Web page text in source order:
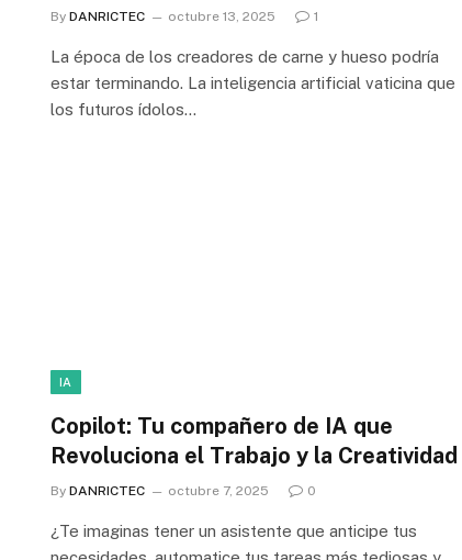
By DANRICTEC octubre 13, 2025 1
La época de los creadores de carne y hueso podría
estar terminando. La inteligencia artificial vaticina que
los futuros ídolos…
IA
Copilot: Tu compañero de IA que
Revoluciona el Trabajo y la Creatividad
By DANRICTEC octubre 7, 2025 0
¿Te imaginas tener un asistente que anticipe tus